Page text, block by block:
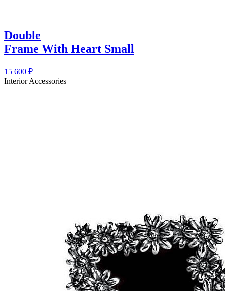
Double
Frame With Heart Small
15 600 ₽
Interior Accessories